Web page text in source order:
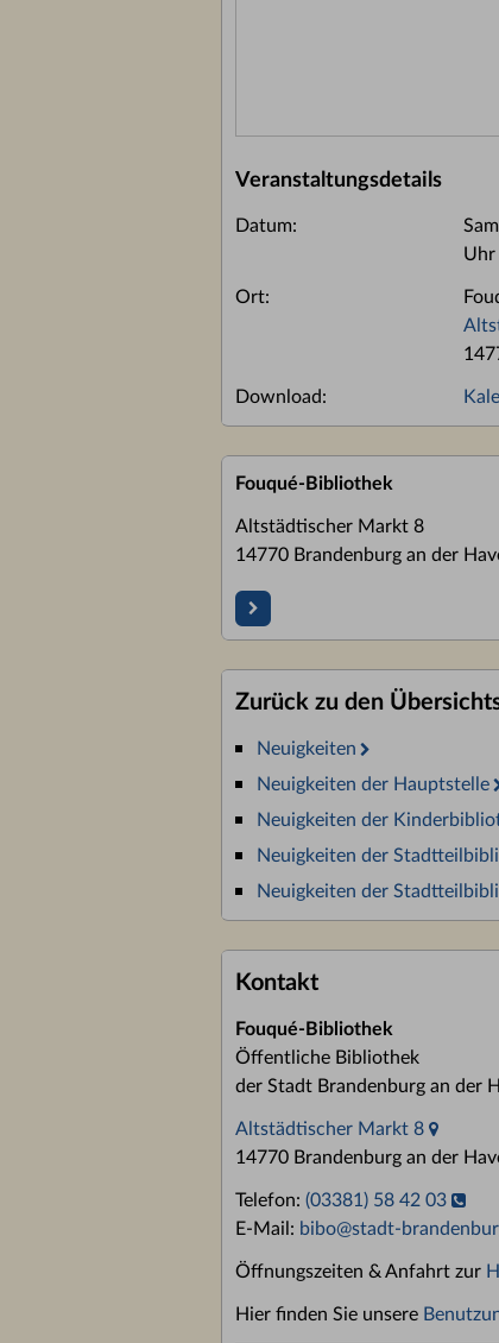
Veranstaltungsdetails
Datum:
Uhr
Ort:
Download:
Fouqué-Bibliothek
Altstädtischer Markt 8
14770 Brandenburg an der
Zurück zu den
Neuigkeiten
Neuigkeiten der Hauptstelle
Neuigkeiten der
Neuigkeiten der
Neuigkeiten der
Kontakt
Fouqué-Bibliothek
Öffentliche Bibliothek
der Stadt Brandenburg an der
Altstädtischer Markt 8
14770 Brandenburg an der
Telefon: (03381) 58 42 03
E-Mail: bibo@stadt-
Öffnungszeiten & Anfahrt zur
Hier finden Sie unsere